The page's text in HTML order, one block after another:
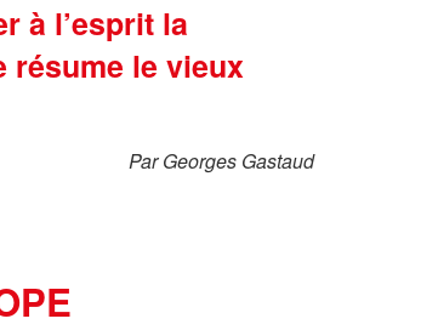
à l’esprit la
résume le vieux
Par Georges Gastaud